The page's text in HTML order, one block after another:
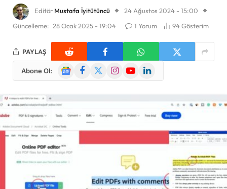
Editör Mustafa İyitütüncü
24 Ağustos 2024 - 15:00
Güncelleme: 28 Ocak 2025 - 19:04 1 Yorum 94Gösterim
PAYLAŞ
Abone Ol:
GoogleFacebook
X
InstagramYouTubeLinkedIn